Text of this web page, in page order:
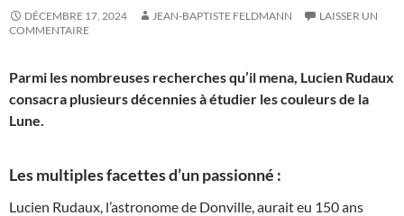
DÉCEMBRE 17, 2024 JEAN-BAPTISTE FELDMANN
LAISSER UN
COMMENTAIRE
Parmi les nombreuses recherches qu’il mena, Lucien Rudaux
consacra plusieurs décennies à étudier les couleurs de la
Lune.
Les multiples facettes d’un passionné :
Lucien Rudaux, l’astronome de Donville, aurait eu 150 ans